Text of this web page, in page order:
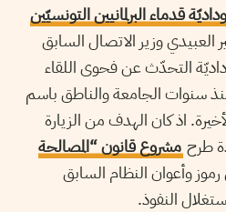
قدماء البرلمانيين التونسيّين
العبيدي وزير الاتصال السابق
التحدّث عن فحوى اللقاء
سنوات الجامعة والناطق باسم
اذ كان الهدف من الزيارة
طرح مشروع قانون “المصالحة
وأعوان النظام السابق
النفوذ.